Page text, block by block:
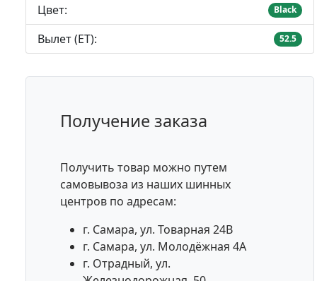
Цвет: Black
Вылет (ET): 52.5
Получение заказа
Получить товар можно путем
самовывоза из наших шинных
центров по адресам:
г. Самара, ул. Товарная 24В
г. Самара, ул. Молодёжная 4А
г. Отрадный, ул.